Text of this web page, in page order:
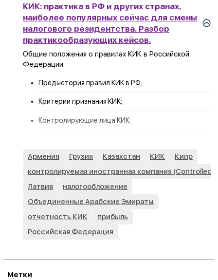
КИК: практика в РФ и других странах,
наиболее популярных сейчас для смены
налогового резидентства. Разбор
практикообразующих кейсов.
Общие положения о правилах КИК в Российской
Федерации:
Предыстория правил КИК в РФ;
Критерии признания КИК;
Контролирующие лица КИК;
Обязанности контролирующих лиц КИК;
Уведомление о КИК;
Уплата налога с нераспределенной прибыли КИК;
Расчет прибыли КИК;
налогообложения в РФ;
Армения Грузия Казахстан КИК
Кипр
контролируемая иностранная компания (Controlled
Латвия
налогообложение
Объединенные Арабские Эмираты
отчетность КИК
прибыль
Российская Федерация
Метки